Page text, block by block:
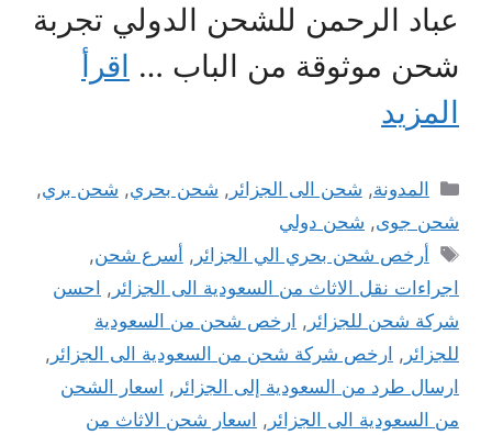
عباد الرحمن للشحن الدولي تجربة
شحن موثوقة من الباب … اقرأ
المزيد
التصنيفات
المدونة, شحن الى الجزائر , شحن بحري, شحن بري,
شحن جوى, شحن دولي
الوسوم
أرخص شحن بحري الي الجزائر , أسرع شحن,
اجراءات نقل الاثاث من السعودية الى الجزائر , احسن
شركة شحن للجزائر , ارخص شحن من السعودية
للجزائر , ارخص شركة شحن من السعودية الى الجزائر ,
ارسال طرد من السعودية إلى الجزائر , اسعار الشحن
من السعودية الى الجزائر , اسعار شحن الاثاث من